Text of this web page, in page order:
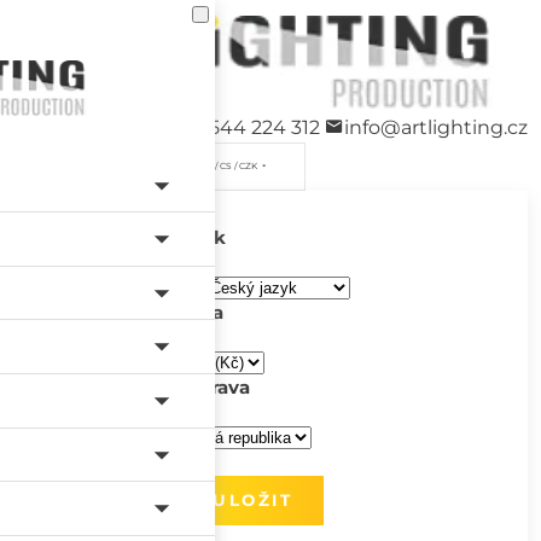
+420 544 224 312 info@artlighting.cz
/ CS / CZK
Jazyk
Měna
Doprava